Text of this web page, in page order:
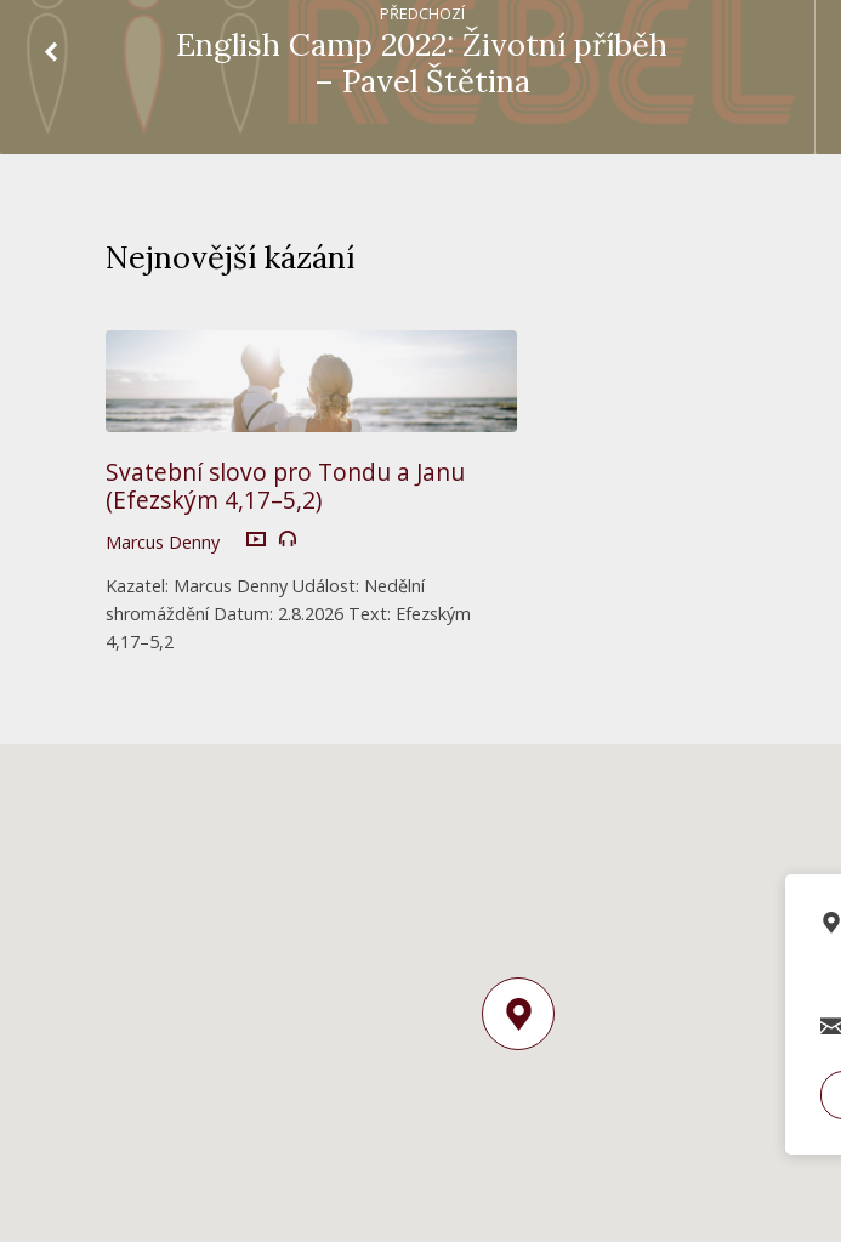
PŘEDCHOZÍ
English Camp 2022: Životní příběh
– Pavel Štětina
Nejnovější kázání
Svatební slovo pro Tondu a Janu
(Efezským 4,17–5,2)
Marcus Denny
Kazatel: Marcus Denny Událost: Nedělní
shromáždění Datum: 2.8.2026 Text: Efezským
4,17–5,2